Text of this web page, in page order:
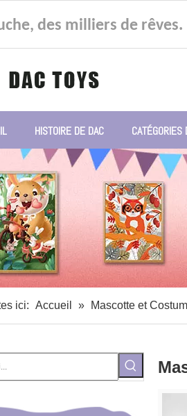
des milliers de rêves.
HISTOIRE DE DAC CATÉGORIES
ici: Accueil » Mascotte et